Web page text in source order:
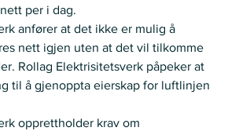
per i dag.
anfører at det ikke er mulig å
nett igjen uten at det vil tilkomme
Rollag Elektrisitetsverk påpeker at
til å gjenoppta eierskap for luftlinjen
opprettholder krav om